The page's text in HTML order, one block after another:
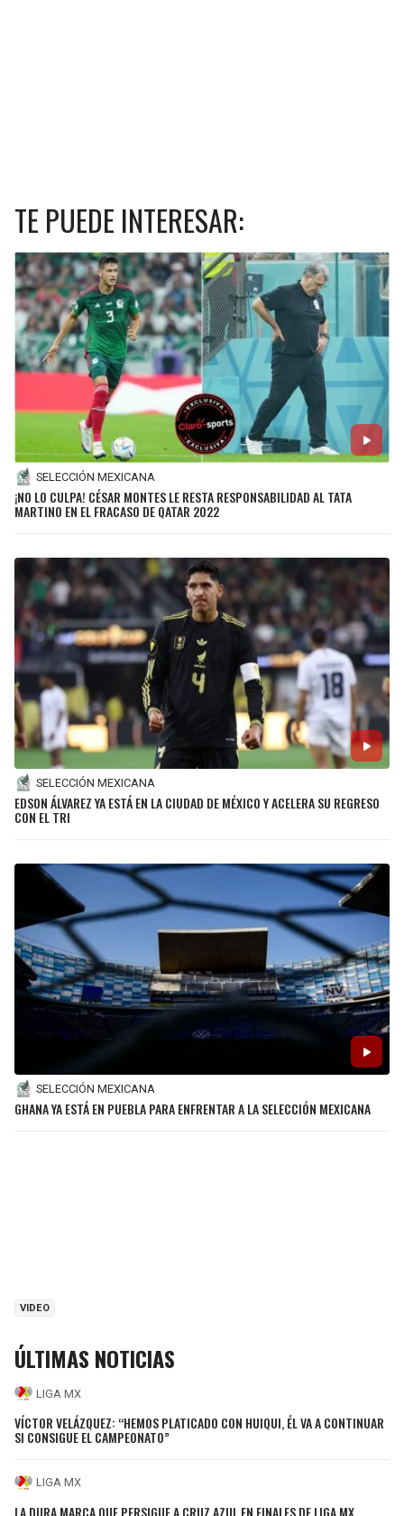
TE PUEDE INTERESAR:
SELECCIÓN MEXICANA
¡NO LO CULPA! CÉSAR MONTES LE RESTA RESPONSABILIDAD AL TATA
MARTINO EN EL FRACASO DE QATAR 2022
SELECCIÓN MEXICANA
EDSON ÁLVAREZ YA ESTÁ EN LA CIUDAD DE MÉXICO Y ACELERA SU REGRESO
CON EL TRI
SELECCIÓN MEXICANA
GHANA YA ESTÁ EN PUEBLA PARA ENFRENTAR A LA SELECCIÓN MEXICANA
VIDEO
ÚLTIMAS NOTICIAS
LIGA MX
VÍCTOR VELÁZQUEZ: “HEMOS PLATICADO CON HUIQUI, ÉL VA A CONTINUAR
SI CONSIGUE EL CAMPEONATO”
LIGA MX
LA DURA MARCA QUE PERSIGUE A CRUZ AZUL EN FINALES DE LIGA MX